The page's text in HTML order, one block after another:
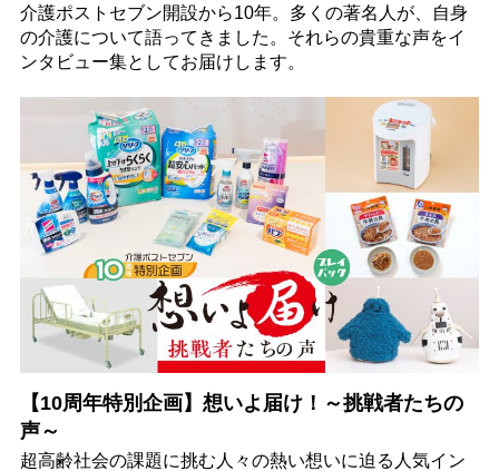
介護ポストセブン開設から10年。多くの著名人が、自身
の介護について語ってきました。それらの貴重な声をイ
ンタビュー集としてお届けします。
【10周年特別企画】想いよ届け！～挑戦者たちの
声～
超高齢社会の課題に挑む人々の熱い想いに迫る人気イン